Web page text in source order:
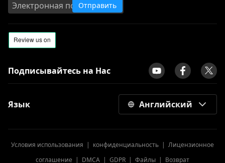
Отправить
Подписывайтесь на Нас
Язык Английский
Условия использования | конфиденциальность | Лицензионное
соглашение | DMCA | GDPR | Файлы | Возврат